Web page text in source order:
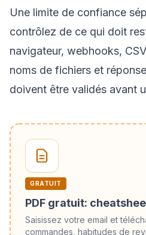
Une limite de confiance
contrôlez de ce qui doit
navigateur, webhooks,
noms de fichiers et
doivent être validés avant
GRATUIT
PDF gratuit:
Saisissez votre email et
commandes, habitudes de